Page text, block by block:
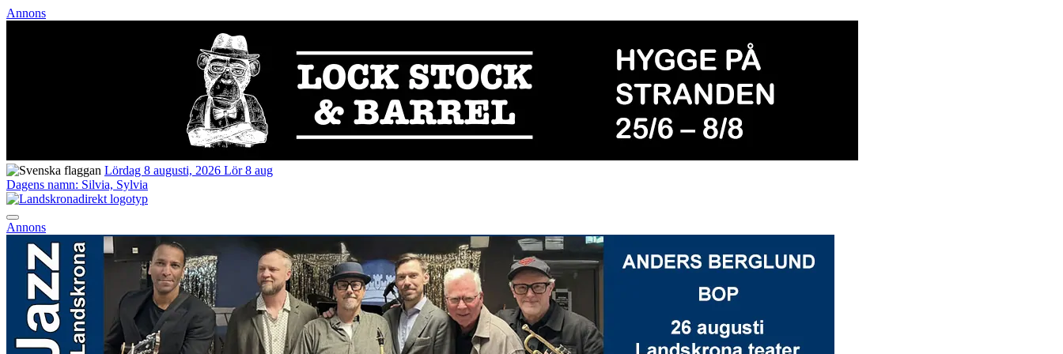
Annons
Lördag 8 augusti, 2026 Lör 8 aug
Dagens namn: Silvia, Sylvia
Annons